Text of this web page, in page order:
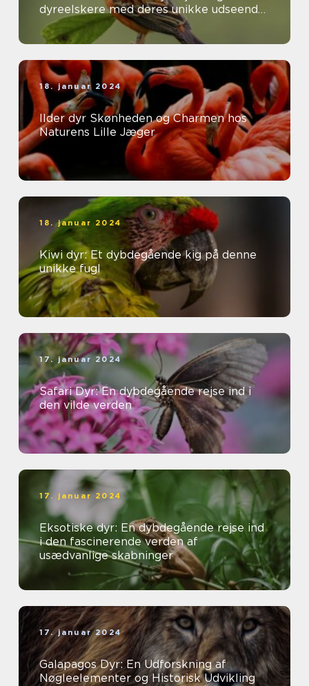
dyreelskere med deres unikke udseende
og interessante adfærd
18. januar 2024
Ilder dyr Skønheden og Charmen hos
Naturens Lille Jæger
18. januar 2024
Kiwi dyr: Et dybdegående kig på denne
unikke fugl
17. januar 2024
Safari Dyr: En dybdegående rejse ind i
den vilde verden
17. januar 2024
Eksotiske dyr: En dybdegående rejse ind
i den fascinerende verden af
usædvanlige skabninger
17. januar 2024
Galapagos Dyr: En Udforskning af
Nøgleelementer og Historisk Udvikling